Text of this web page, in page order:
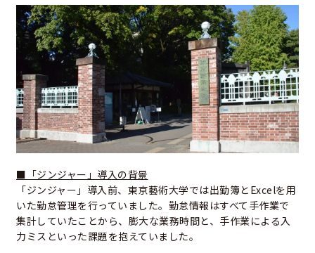
■「ジンジャー」導入の背景
「ジンジャー」導入前、東京藝術大学では出勤簿とExcelを用
いた勤怠管理を行っていました。勤怠情報はすべて手作業で
集計していたことから、膨大な業務時間と、手作業による入
力ミスといった課題を抱えていました。